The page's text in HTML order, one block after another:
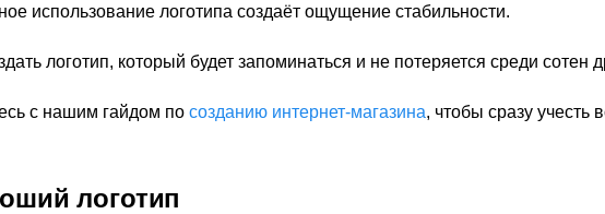
использование логотипа создаёт ощущение стабильности.
логотип, который будет запоминаться и не потеряется среди сотен
с нашим гайдом по созданию интернет-магазина, чтобы сразу учесть
логотип